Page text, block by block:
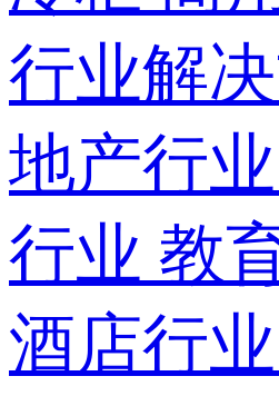
行业解
地产行业
行业 教
酒店行业